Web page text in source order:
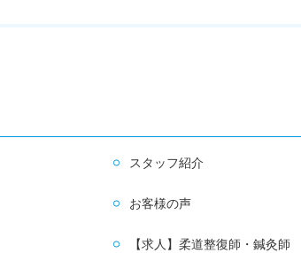
スタッフ紹介
お客様の声
【求人】柔道整復師・鍼灸師